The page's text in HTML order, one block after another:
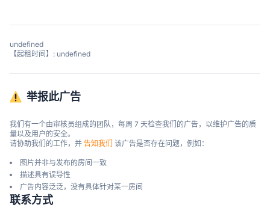
undefined
【起租时间】: undefined
举报此广告
我们有一个由审核员组成的团队，每周 7 天检查我们的广告，以维护广告的质
量以及用户的安全。
请协助我们的工作，并 告知我们 该广告是否存在问题，例如：
图片并非与发布的房间一致
描述具有误导性
广告内容泛泛，没有具体针对某一房间
联系方式